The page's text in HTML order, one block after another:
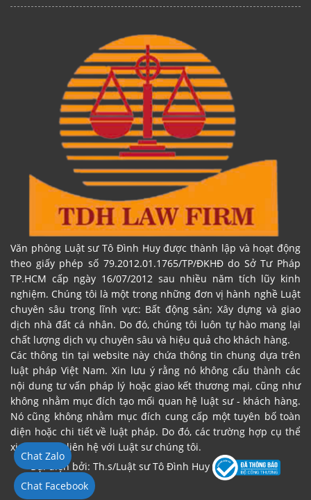
Văn phòng Luật sư Tô Đình Huy được thành lập và hoạt động
theo giấy phép số 79.2012.01.1765/TP/ĐKHĐ do Sở Tư Pháp
TP.HCM cấp ngày 16/07/2012 sau nhiều năm tích lũy kinh
nghiệm. Chúng tôi là một trong những đơn vị hành nghề Luật
chuyên sâu trong lĩnh vực: Bất động sản; Xây dựng và giao
dịch nhà đất cá nhân. Do đó, chúng tôi luôn tự hào mang lại
chất lượng dịch vụ chuyên sâu và hiệu quả cho khách hàng.
Các thông tin tại website này chứa thông tin chung dựa trên
luật pháp Việt Nam. Xin lưu ý rằng nó không cấu thành các
nội dung tư vấn pháp lý hoặc giao kết thương mại, cũng như
không nhằm mục đích tạo mối quan hệ luật sư - khách hàng.
Nó cũng không nhằm mục đích cung cấp một tuyên bố toàn
diện hoặc chi tiết về luật pháp. Do đó, các trường hợp cụ thể
xin vui lòng liên hệ với Luật sư chúng tôi.
Đại diện bởi: Th.s/Luật sư Tô Đình Huy
Chat Facebook
Chat Zalo